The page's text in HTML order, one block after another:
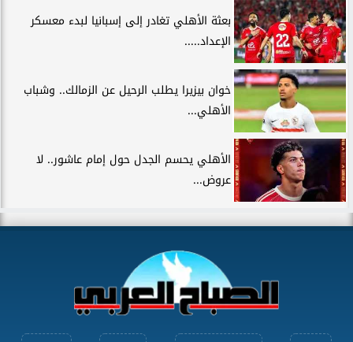
بعثة الأهلي تغادر إلى إسبانيا لبدء معسكر
الإعداد.....
خوان بيزيرا يطلب الرحيل عن الزمالك.. وشباب
الأهلي...
الأهلي يحسم الجدل حول إمام عاشور.. لا
عروض...